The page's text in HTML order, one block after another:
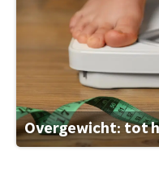
Overgewicht: tot